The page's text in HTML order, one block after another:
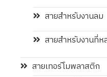
สายสำหรับงานลม
สายสำหรับงานที่ห
สายเทอร์โมพลาสติก